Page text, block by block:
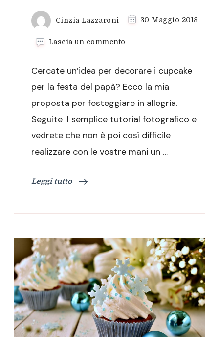
Cinzia Lazzaroni 30 Maggio 2018
Lascia un commento
la
festa
papà,
festeggiare
in
Cercate un’idea per decorare i cupcake
per la festa del papà? Ecco la mia
proposta per festeggiare in allegria.
Seguite il semplice tutorial fotografico e
vedrete che non è poi così difficile
realizzare con le vostre mani un …
Leggi tutto